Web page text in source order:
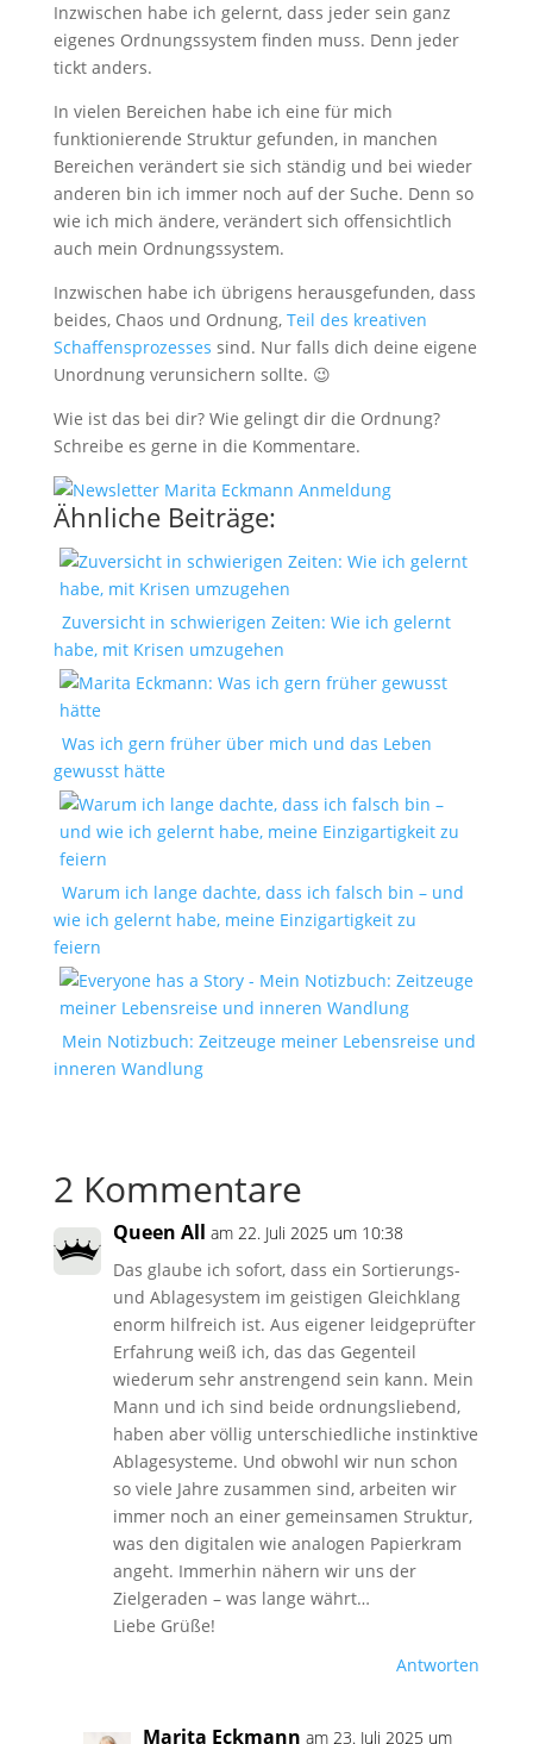
Inzwischen habe ich gelernt, dass jeder sein ganz
eigenes Ordnungssystem finden muss. Denn jeder
tickt anders.
In vielen Bereichen habe ich eine für mich
funktionierende Struktur gefunden, in manchen
Bereichen verändert sie sich ständig und bei wieder
anderen bin ich immer noch auf der Suche. Denn so
wie ich mich ändere, verändert sich offensichtlich
auch mein Ordnungssystem.
Inzwischen habe ich übrigens herausgefunden, dass
beides, Chaos und Ordnung, Teil des kreativen
Schaffensprozesses sind. Nur falls dich deine eigene
Unordnung verunsichern sollte. 😉
Wie ist das bei dir? Wie gelingt dir die Ordnung?
Schreibe es gerne in die Kommentare.
Ähnliche Beiträge:
Zuversicht in schwierigen Zeiten: Wie ich gelernt
habe, mit Krisen umzugehen
Was ich gern früher über mich und das Leben
gewusst hätte
Warum ich lange dachte, dass ich falsch bin – und
wie ich gelernt habe, meine Einzigartigkeit zu
feiern
Mein Notizbuch: Zeitzeuge meiner Lebensreise und
inneren Wandlung
2 Kommentare
Queen All am 22. Juli 2025 um 10:38
Das glaube ich sofort, dass ein Sortierungs-
und Ablagesystem im geistigen Gleichklang
enorm hilfreich ist. Aus eigener leidgeprüfter
Erfahrung weiß ich, das das Gegenteil
wiederum sehr anstrengend sein kann. Mein
Mann und ich sind beide ordnungsliebend,
haben aber völlig unterschiedliche instinktive
Ablagesysteme. Und obwohl wir nun schon
so viele Jahre zusammen sind, arbeiten wir
immer noch an einer gemeinsamen Struktur,
was den digitalen wie analogen Papierkram
angeht. Immerhin nähern wir uns der
Zielgeraden – was lange währt…
Liebe Grüße!
Antworten
Marita Eckmann am 23. Juli 2025 um